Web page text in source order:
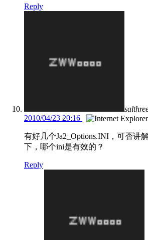
Reply
2010/04/23 20:16
有好几个Ja2_Options.INI，可否讲
下，哪个ini是有效的？
Reply